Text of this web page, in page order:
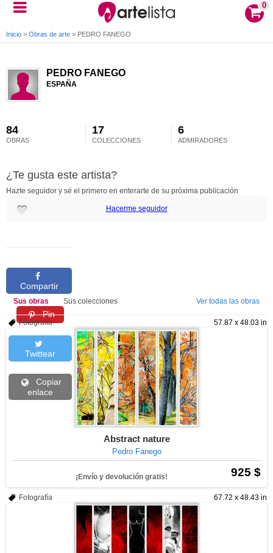
0
Inicio > Obras de arte > PEDRO FANEGO
PEDRO FANEGO
ESPAÑA
84
OBRAS
17
COLECCIONES
6
ADMIRADORES
¿Te gusta este artista?
Hazte seguidor y sé el primero en enterarte de su próxima publicación
Hacerme seguidor
Compartir
Pin
Twittear
Copiar
enlace
Sus obras Sus colecciones Ver todas las obras
57.87 x 48.03 in
Fotografía
Abstract nature
Pedro Fanego
925 $
¡Envío y devolución gratis!
67.72 x 48.43 in
Fotografía